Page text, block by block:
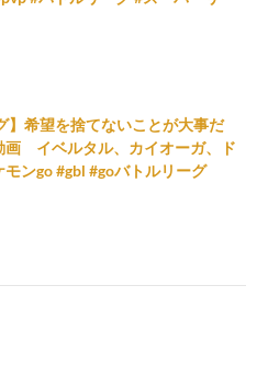
】希望を捨てないことが大事だ
画 イベルタル、カイオーガ、ド
ンgo #gbl #goバトルリーグ